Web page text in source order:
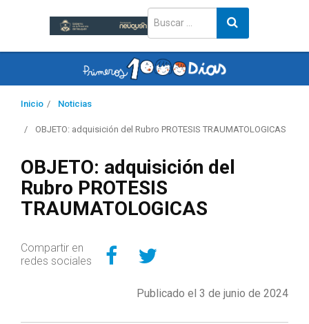
Inicio Noticias
OBJETO: adquisición del Rubro PROTESIS TRAUMATOLOGICAS
OBJETO: adquisición del
Rubro PROTESIS
TRAUMATOLOGICAS
Compartir en
redes sociales
Compartir en
Compartir en
Publicado el 3 de junio de 2024